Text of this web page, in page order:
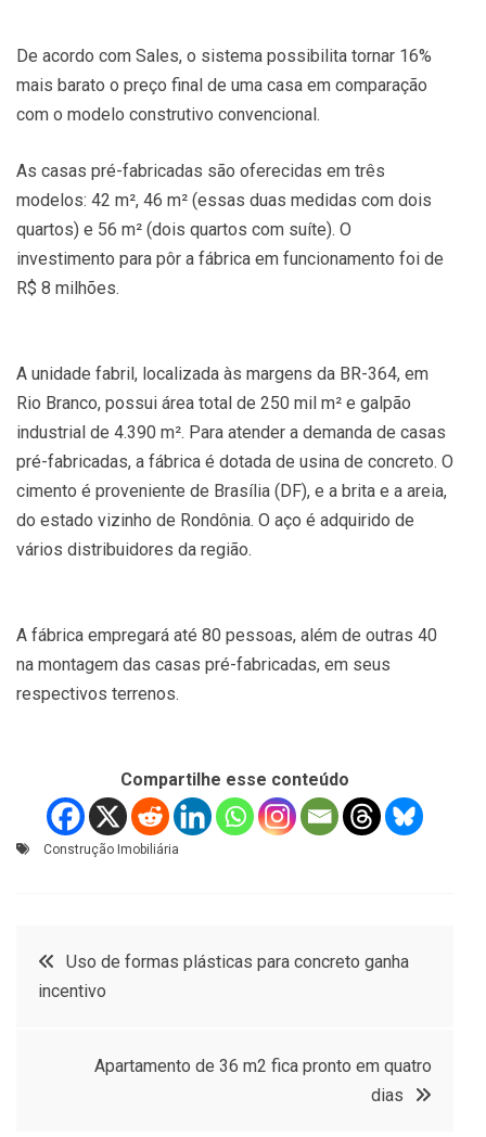
De acordo com Sales, o sistema possibilita tornar 16%
mais barato o preço final de uma casa em comparação
com o modelo construtivo convencional.
As casas pré-fabricadas são oferecidas em três
modelos: 42 m², 46 m² (essas duas medidas com dois
quartos) e 56 m² (dois quartos com suíte). O
investimento para pôr a fábrica em funcionamento foi de
R$ 8 milhões.
A unidade fabril, localizada às margens da BR-364, em
Rio Branco, possui área total de 250 mil m² e galpão
industrial de 4.390 m². Para atender a demanda de casas
pré-fabricadas, a fábrica é dotada de usina de concreto. O
cimento é proveniente de Brasília (DF), e a brita e a areia,
do estado vizinho de Rondônia. O aço é adquirido de
vários distribuidores da região.
A fábrica empregará até 80 pessoas, além de outras 40
na montagem das casas pré-fabricadas, em seus
respectivos terrenos.
Compartilhe esse conteúdo
Construção Imobiliária
Navegação
Uso de formas plásticas para concreto ganha
incentivo
Apartamento de 36 m2 fica pronto em quatro
dias